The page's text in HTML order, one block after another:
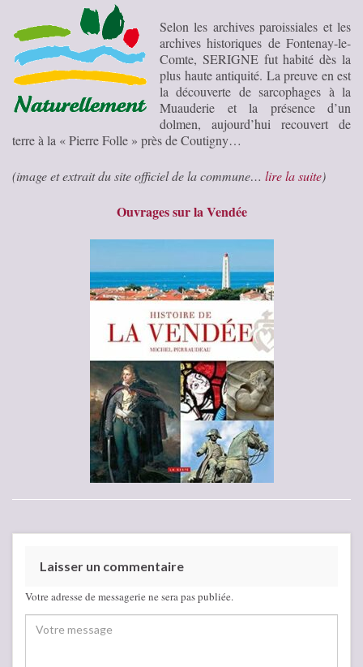
Selon les archives paroissiales et les
archives historiques de Fontenay-le-
Comte, SERIGNE fut habité dès la
plus haute antiquité. La preuve en est
la découverte de sarcophages à la
Muauderie et la présence d’un
dolmen, aujourd’hui recouvert de
terre à la « Pierre Folle » près de Coutigny…
(image et extrait du site officiel de la commune… lire la suite)
Ouvrages sur la Vendée
Laisser un commentaire
Votre adresse de messagerie ne sera pas publiée.